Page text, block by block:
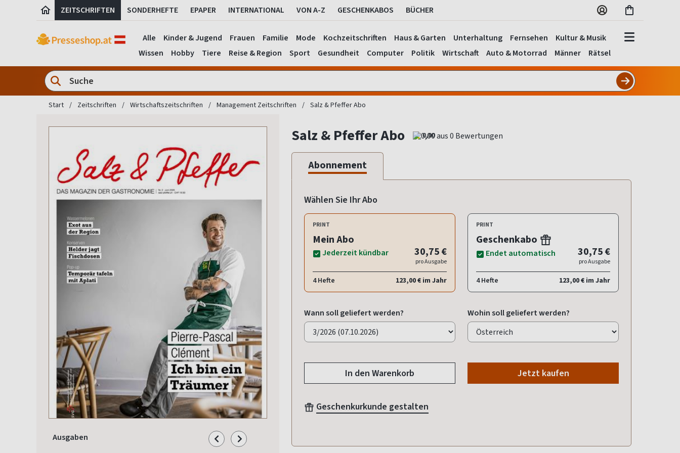
ZEITSCHRIFTEN SONDERHEFTE EPAPER INTERNATIONAL VON A-Z GESCHENKABOS BÜCHER
Alle Kinder & Jugend Frauen Familie Mode Kochzeitschriften Haus & Garten Unterhaltung Fernsehen
Kultur & Musik
Wissen
Hobby Tiere Reise & Region Sport Gesundheit Computer Politik Wirtschaft Auto & Motorrad Männer Rätsel
Start Zeitschriften Wirtschaftszeitschriften Management Zeitschriften Salz & Pfeffer Abo
Ausgaben
Salz & Pfeffer Abo 0,00
Abonnement
Wählen Sie Ihr Abo
PRINT
Mein Abo
Jederzeit kündbar 30,75 €
pro Ausgabe
4 Hefte 123,00 € im Jahr
PRINT
Geschenkabo
Endet automatisch 30,75 €
pro Ausgabe
4 Hefte 123,00 € im Jahr
Wann soll geliefert werden? Wohin soll geliefert werden?
In den Warenkorb Jetzt kaufen
Geschenkurkunde gestalten